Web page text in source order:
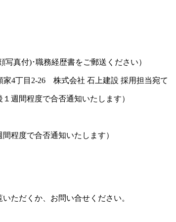
真付)･職務経歴書をご郵送ください）
丁目2-26 株式会社 石上建設 採用担当宛て
週間程度で合否通知いたします）
程度で合否通知いたします）
ただくか、お問い合せください。